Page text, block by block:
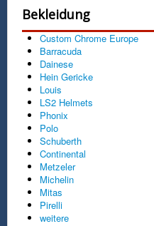
Bekleidung
Custom Chrome Europe
Barracuda
Dainese
Hein Gericke
Louis
LS2 Helmets
Phonix
Polo
Schuberth
Continental
Metzeler
Michelin
Mitas
Pirelli
weitere